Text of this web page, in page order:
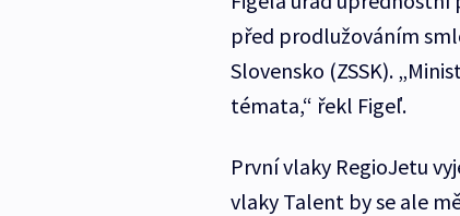
před prodlužováním
Slovensko (ZSSK).
témata,“ řekl Figeľ.
První vlaky RegioJetu
vlaky Talent by se ale